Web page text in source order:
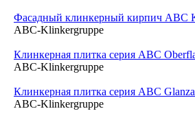
Фасадный клинкерный кирпич ABC
ABC-Klinkergruppe
Клинкерная плитка серия ABC
ABC-Klinkergruppe
Клинкерная плитка серия ABC
ABC-Klinkergruppe